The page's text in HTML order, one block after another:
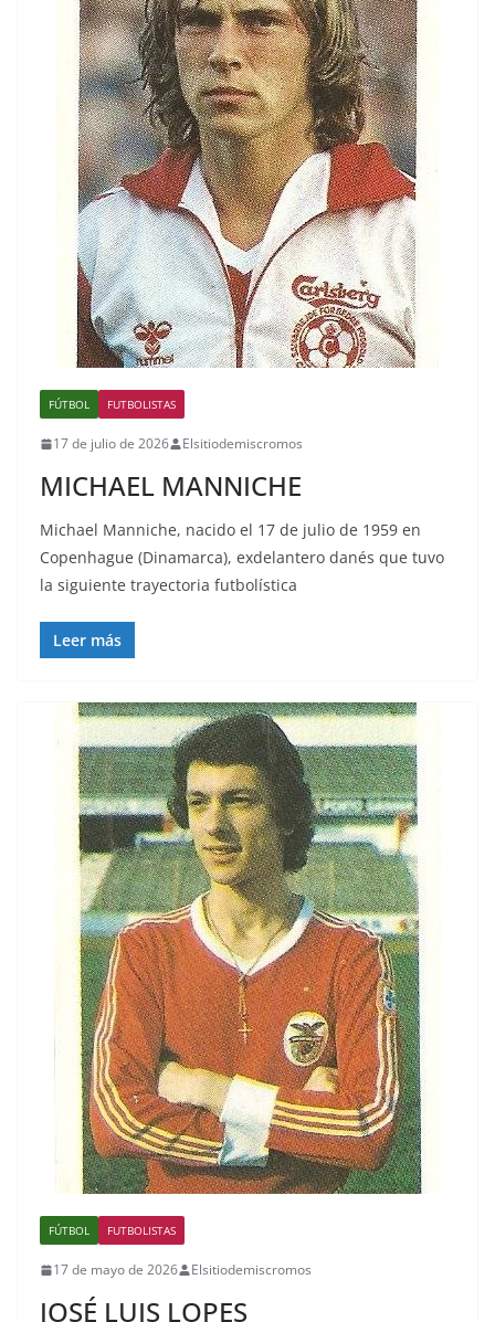
FÚTBOL FUTBOLISTAS
17 de julio de 2026 Elsitiodemiscromos
MICHAEL MANNICHE
Michael Manniche, nacido el 17 de julio de 1959 en
Copenhague (Dinamarca), exdelantero danés que tuvo
la siguiente trayectoria futbolística
Leer más
FÚTBOL FUTBOLISTAS
17 de mayo de 2026 Elsitiodemiscromos
JOSÉ LUIS LOPES